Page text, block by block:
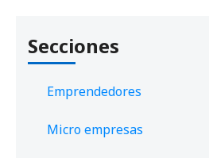
Secciones
Emprendedores
Micro empresas